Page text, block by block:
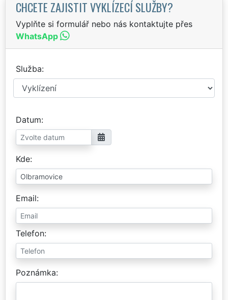
CHCETE ZAJISTIT VYKLÍZECÍ SLUŽBY?
Vyplňte si formulář nebo nás kontaktujte přes
WhatsApp
Služba
Datum
Kde
Email
Telefon
Poznámka